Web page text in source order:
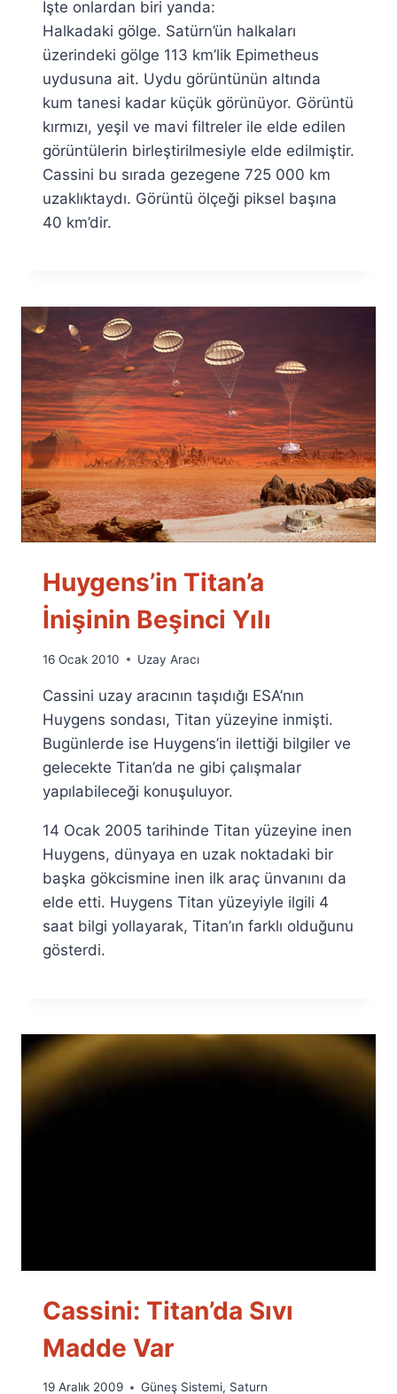
İşte onlardan biri yanda:
Halkadaki gölge. Satürn’ün halkaları
üzerindeki gölge 113 km’lik Epimetheus
uydusuna ait. Uydu görüntünün altında
kum tanesi kadar küçük görünüyor. Görüntü
kırmızı, yeşil ve mavi filtreler ile elde edilen
görüntülerin birleştirilmesiyle elde edilmiştir.
Cassini bu sırada gezegene 725 000 km
uzaklıktaydı. Görüntü ölçeği piksel başına
40 km’dir.
Huygens’in Titan’a
İnişinin Beşinci Yılı
By
Fuat
Özyar
16 Ocak 2010 Uzay Aracı
Cassini uzay aracının taşıdığı ESA’nın
Huygens sondası, Titan yüzeyine inmişti.
Bugünlerde ise Huygens’in ilettiği bilgiler ve
gelecekte Titan’da ne gibi çalışmalar
yapılabileceği konuşuluyor.
14 Ocak 2005 tarihinde Titan yüzeyine inen
Huygens, dünyaya en uzak noktadaki bir
başka gökcismine inen ilk araç ünvanını da
elde etti. Huygens Titan yüzeyiyle ilgili 4
saat bilgi yollayarak, Titan’ın farklı olduğunu
gösterdi.
Cassini: Titan’da Sıvı
Madde Var
By
19 Aralık 2009 Güneş Sistemi, Saturn